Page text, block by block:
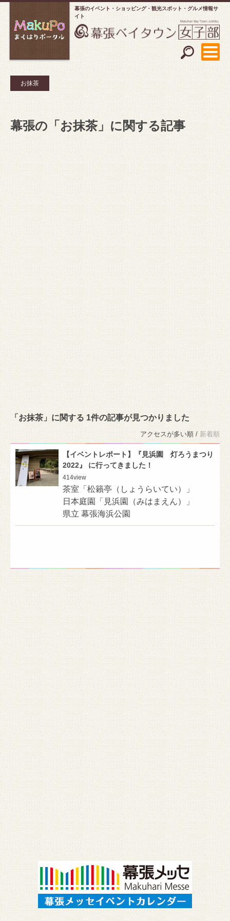
幕張のイベント・ショッピング
観光スポット・グルメ情報サ
イト
お抹茶
幕張の「お抹茶」に関する記事
「お抹茶」に関する 1件の記事が見つかりました
アクセスが多い順 / 新着順
【イベントレポート】『見浜園 灯ろうまつり
2022』 に行ってきました！
414view
茶室「松籟亭（しょうらいてい）」
日本庭園「見浜園（みはまえん）」
県立 幕張海浜公園